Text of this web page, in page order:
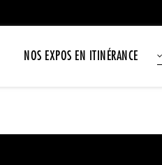
NOS EXPOS EN ITINÉRANCE